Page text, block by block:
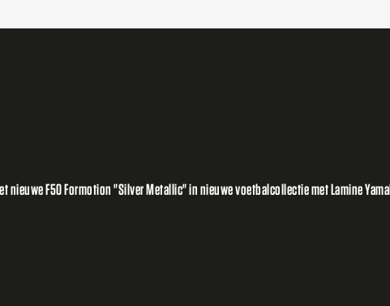
nieuwe F50 Formotion "Silver Metallic" in nieuwe voetbalcollectie met Lamine